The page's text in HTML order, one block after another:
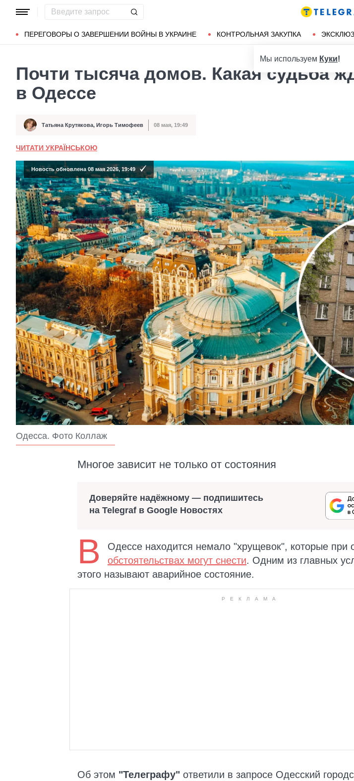
ПЕРЕГОВОРЫ О ЗАВЕРШЕНИИ ВОЙНЫ В УКРАИНЕ КОНТРОЛЬНАЯ ЗАКУПКА
Популярные запросы Мариуполь
Мы используем Куки!
Почти тысяча домов. Какая судьба
в Одессе
Автор Татьяна Крутякова, Игорь Тимофеев
Дата публикации 08 мая, 19:49
ЧИТАТИ УКРАЇНСЬКОЮ
Новость обновлена 08 мая 2026, 19:49
Одесса. Фото Коллаж
Многое зависит не только от состояния
Доверяйте надёжному — подпишитесь
на Telegraf в Google Новостях
В
Одессе находится немало "хрущевок", которые при
обстоятельствах могут снести. Одним из главных
этого называют аварийное состояние.
Об этом "Телеграфу" ответили в запросе Одесский